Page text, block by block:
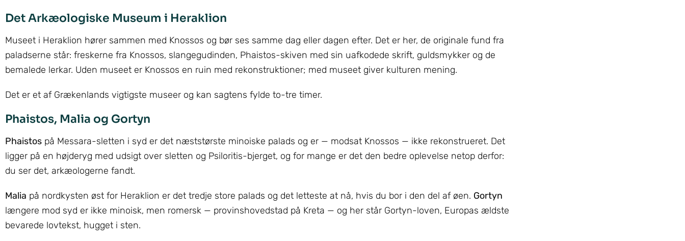
Det Arkæologiske Museum i Heraklion
Museet i Heraklion hører sammen med Knossos og bør ses samme dag eller dagen efter. Det er her, de originale fund fra
paladserne står: freskerne fra Knossos, slangegudinden, Phaistos-skiven med sin uafkodede skrift, guldsmykker og de
bemalede lerkar. Uden museet er Knossos en ruin med rekonstruktioner; med museet giver kulturen mening.
Det er et af Grækenlands vigtigste museer og kan sagtens fylde to-tre timer.
Phaistos, Malia og Gortyn
Phaistos på Messara-sletten i syd er det næststørste minoiske palads og er — modsat Knossos — ikke rekonstrueret. Det
ligger på en højderyg med udsigt over sletten og Psiloritis-bjerget, og for mange er det den bedre oplevelse netop derfor:
du ser det, arkæologerne fandt.
Malia på nordkysten øst for Heraklion er det tredje store palads og det letteste at nå, hvis du bor i den del af øen. Gortyn
længere mod syd er ikke minoisk, men romersk — provinshovedstad på Kreta — og her står Gortyn-loven, Europas ældste
bevarede lovtekst, hugget i sten.